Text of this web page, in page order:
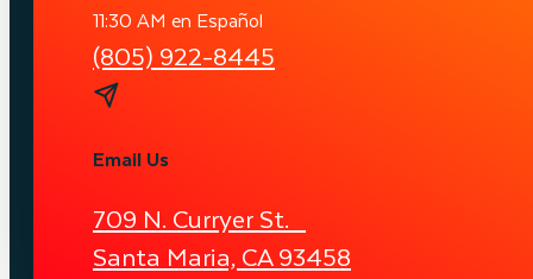
11:30 AM en Español
(805) 922-8445
Email Us
709 N. Curryer St.
Santa Maria, CA 93458